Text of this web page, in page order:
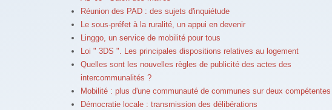
Réunion des PAD : des sujets d'inquiétude
Le sous-préfet à la ruralité, un appui en devenir
Linggo, un service de mobilité pour tous
Loi " 3DS ". Les principales dispositions relatives au logement
Quelles sont les nouvelles règles de publicité des actes des
intercommunalités ?
Mobilité : plus d'une communauté de communes sur deux compétentes
Démocratie locale : transmission des délibérations